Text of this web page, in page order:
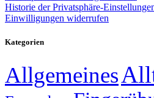
Historie der Privatsphäre-
Einwilligungen widerrufen
Kategorien
Allgemeines